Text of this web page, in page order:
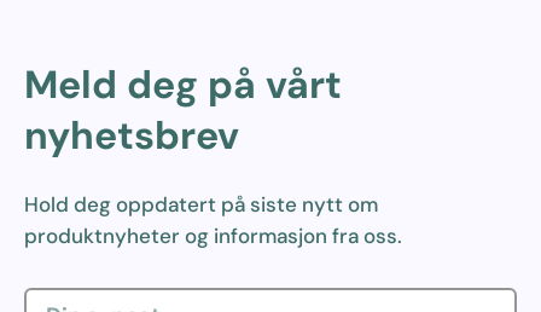
Meld deg på vårt
nyhetsbrev
Hold deg oppdatert på siste nytt om
produktnyheter og informasjon fra oss.